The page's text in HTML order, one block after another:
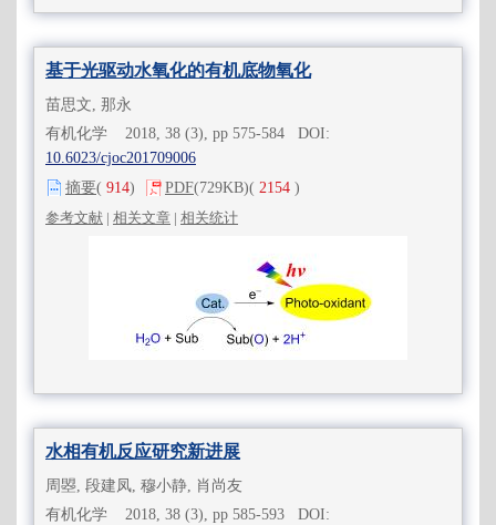
基于光驱动水氧化的有机底物氧化
苗思文, 那永
有机化学 2018, 38 (3), pp 575-584 DOI:
10.6023/cjoc201709006
摘要( 914) PDF(729KB)( 2154 )
参考文献 | 相关文章 | 相关统计
水相有机反应研究新进展
周曌, 段建凤, 穆小静, 肖尚友
有机化学 2018, 38 (3), pp 585-593 DOI: